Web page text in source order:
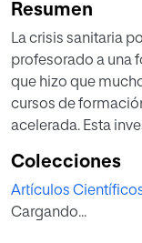
Resumen
La crisis sanitaria
profesorado a una
que hizo que
cursos de
acelerada. Esta
herramientas
profesores
estudio de campo
Colecciones
Artículos
Cargando...